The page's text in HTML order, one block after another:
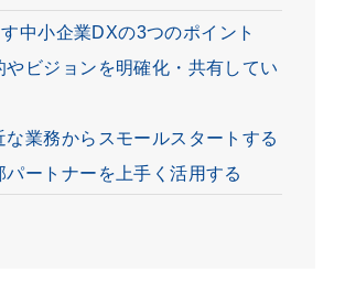
中小企業DXの3つのポイント
やビジョンを明確化・共有してい
な業務からスモールスタートする
パートナーを上手く活用する